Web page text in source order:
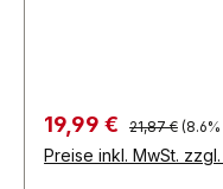
Verkaufspreis:
19,99 € Regulärer
21,87 €
Preise inkl. MwSt.